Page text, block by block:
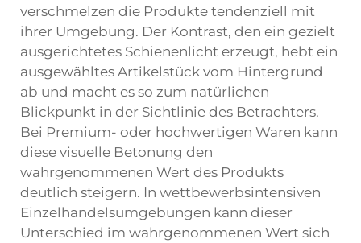
verschmelzen die Produkte tendenziell mit
ihrer Umgebung. Der Kontrast, den ein gezielt
ausgerichtetes Schienenlicht erzeugt, hebt ein
ausgewähltes Artikelstück vom Hintergrund
ab und macht es so zum natürlichen
Blickpunkt in der Sichtlinie des Betrachters.
Bei Premium- oder hochwertigen Waren kann
diese visuelle Betonung den
wahrgenommenen Wert des Produkts
deutlich steigern. In wettbewerbsintensiven
Einzelhandelsumgebungen kann dieser
Unterschied im wahrgenommenen Wert sich